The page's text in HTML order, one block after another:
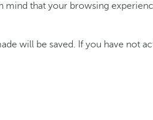
that your browsing
will be saved. If you have